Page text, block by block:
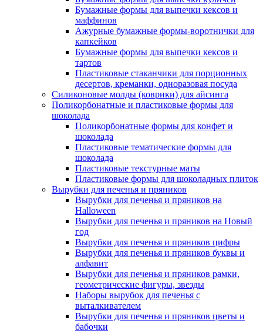
Бумажные формы для выпечки кексов и
маффинов
Ажурные бумажные формы-воротнички для
капкейков
Бумажные формы для выпечки кексов и
тартов
Пластиковые стаканчики для порционных
десертов, креманки, одноразовая посуда
Силиконовые молды (коврики) для айсинга
Поликорбонатные и пластиковые формы для
шоколада
Поликорбонатные формы для конфет и
шоколада
Пластиковые тематические формы для
шоколада
Пластиковые текстурные маты
Пластиковые формы для шоколадных плиток
Вырубки для печенья и пряников
Вырубки для печенья и пряников на
Halloween
Вырубки для печенья и пряников на Новый
год
Вырубки для печенья и пряников цифры
Вырубки для печенья и пряников буквы и
алфавит
Вырубки для печенья и пряников рамки,
геометрические фигуры, звезды
Наборы вырубок для печенья с
выталкивателем
Вырубки для печенья и пряников цветы и
бабочки